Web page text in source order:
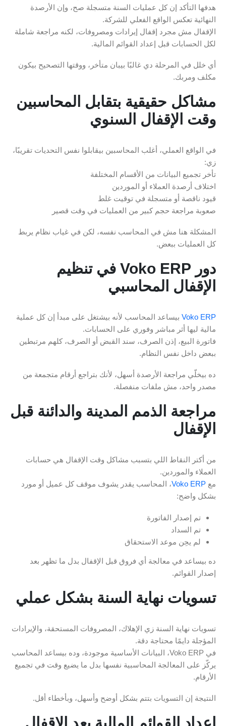
هدفها التأكد إن كل عمليات السنة متسجلة صح، وإن الأرصدة
النهائية تعكس الواقع الفعلي للشركة.
الإقفال مش مجرد إقفال إيرادات ومصروفات، لكنه مراجعة شاملة
لكل الحسابات قبل إعداد القوائم المالية.
أي خلل في المرحلة دي غالبًا بيبان متأخر، ووقتها التصحيح بيكون
مكلف ومربك.
مشاكل حقيقية بتقابل المحاسبين
وقت الإقفال السنوي
في الواقع العملي، أغلب المحاسبين بيقابلوا نفس التحديات تقريبًا،
زي:
تأخر تجميع البيانات من الأقسام المختلفة
اختلاف أرصدة العملاء أو الموردين
قيود ناقصة أو متسجلة في توقيت غلط
صعوبة مراجعة حجم كبير من العمليات في وقت قصير
المشكلة هنا مش في المحاسب نفسه، لكن في غياب نظام يربط
كل العمليات ببعض.
دور Voko ERP في تنظيم
الإقفال المحاسبي
Voko ERP بيساعد المحاسب لأنه بيشتغل على مبدأ إن كل عملية
مالية ليها أثر مباشر وفوري على الحسابات.
فاتورة البيع، إذن الصرف، سند القبض أو الصرف، كلهم مرتبطين
ببعض داخل نفس النظام.
ده بيخلّي مراجعة الأرصدة أسهل، لأنك بتراجع أرقام متجمعة من
مصدر واحد، مش ملفات منفصلة.
مراجعة الذمم المدينة والدائنة قبل
الإقفال
من أكتر النقاط اللي بتسبب مشاكل وقت الإقفال هي حسابات
العملاء والموردين.
مع Voko ERP، المحاسب يقدر يشوف موقف كل عميل أو مورد
بشكل واضح:
تم إصدار الفاتورة
تم السداد
لم يحِن موعد الاستحقاق
ده بيساعد في معالجة أي فروق قبل الإقفال بدل ما تظهر بعد
إصدار القوائم.
تسويات نهاية السنة بشكل عملي
تسويات نهاية السنة زي الإهلاك، المصروفات المستحقة، والإيرادات
المؤجلة دايمًا محتاجة دقة.
في Voko ERP، البيانات الأساسية موجودة، وده بيساعد المحاسب
يركّز على المعالجة المحاسبية نفسها بدل ما يضيع وقت في تجميع
الأرقام.
النتيجة إن التسويات بتتم بشكل أوضح وأسهل، وبأخطاء أقل.